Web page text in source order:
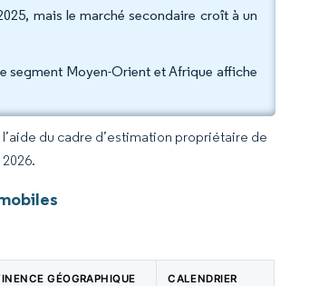
mais le marché secondaire croît à un
segment Moyen-Orient et Afrique affiche
du cadre d’estimation propriétaire de
GÉOGRAPHIQUE
CALENDRIER